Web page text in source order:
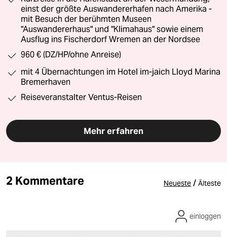
einst der größte Auswandererhafen nach Amerika -
mit Besuch der berühmten Museen
"Auswandererhaus" und "Klimahaus" sowie einem
Ausflug ins Fischerdorf Wremen an der Nordsee
960 € (DZ/HP/ohne Anreise)
mit 4 Übernachtungen im Hotel im-jaich Lloyd Marina
Bremerhaven
Reiseveranstalter Ventus-Reisen
Mehr erfahren
2 Kommentare Neueste / Älteste
einloggen